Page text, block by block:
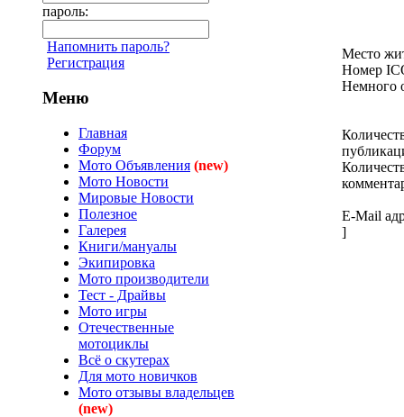
пароль:
Напомнить пароль?
Регистрация
Меню
Главная
Форум
Мото Объявления (new)
Мото Новости
Мировые Новости
Полезное
Галерея
Книги/мануалы
Экипировка
Мото производители
Тест - Драйвы
Мото игры
Отечественные
мотоциклы
Всё о скутерах
Для мото новичков
Мото отзывы владельцев
(new)
Место
Номер
Немного
E-Mail
]